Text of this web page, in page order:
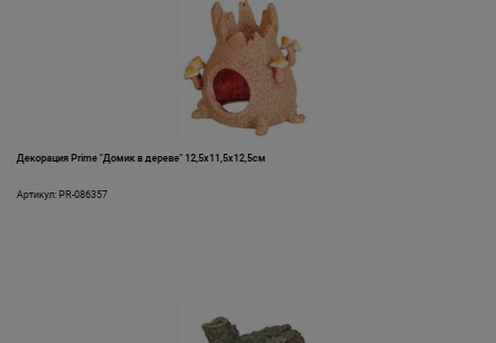
Декорация Prime "Домик в дереве" 12,5х11,5х12,5см
Артикул: PR-086357